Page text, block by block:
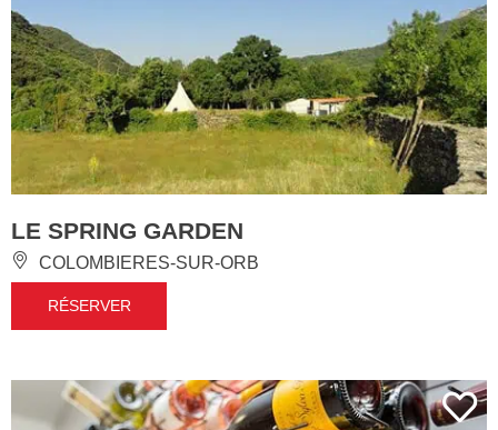
LE SPRING GARDEN
COLOMBIERES-SUR-ORB
RÉSERVER